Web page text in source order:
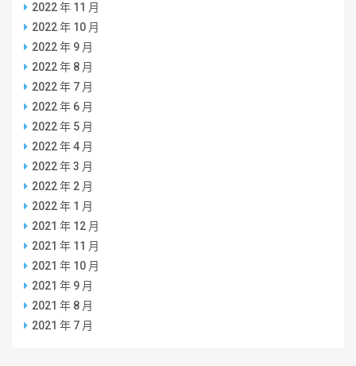
2022 年 11 月
2022 年 10 月
2022 年 9 月
2022 年 8 月
2022 年 7 月
2022 年 6 月
2022 年 5 月
2022 年 4 月
2022 年 3 月
2022 年 2 月
2022 年 1 月
2021 年 12 月
2021 年 11 月
2021 年 10 月
2021 年 9 月
2021 年 8 月
2021 年 7 月